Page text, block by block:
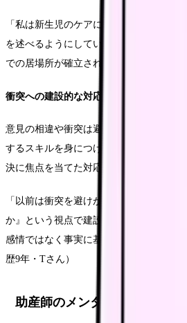
「私は新生児のケアに強みがあるので、
を述べるようにしています。専門性を認
での居場所が確立されてきました」（助
衝突への建設的な対応
意見の相違や衝突は避けられないもので
するスキルを身につけることが重要です
決に焦点を当てた対応を心がけましょう。
「以前は衝突を避けがちでしたが、今は
か』という視点で建設的な話し合いがで
感情ではなく事実に基づいて話すことを
歴9年・Tさん）
助産師のメンタルケア実践法